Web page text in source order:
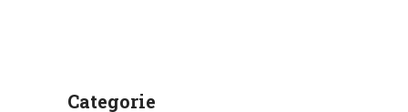
Categorie